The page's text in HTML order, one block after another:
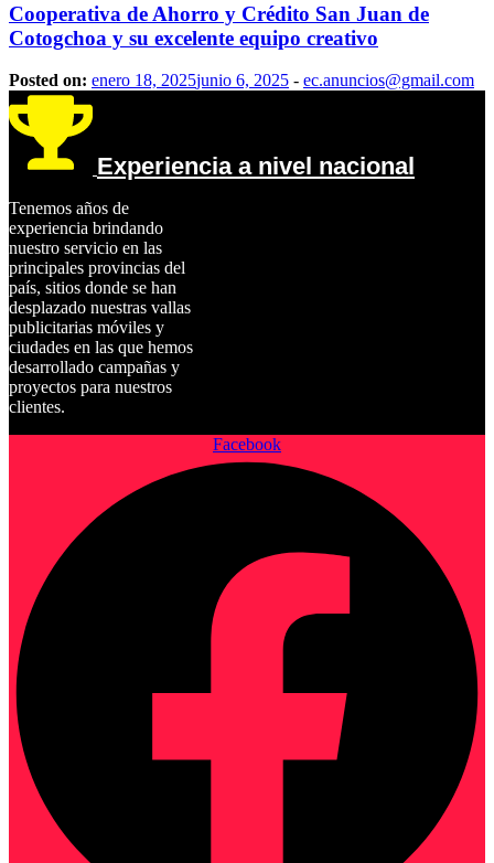
Cooperativa de Ahorro y Crédito San Juan de
Cotogchoa y su excelente equipo creativo
Posted on: enero 18, 2025junio 6, 2025 - ec.anuncios@gmail.com
Experiencia a nivel nacional
Tenemos años de
experiencia brindando
nuestro servicio en las
principales provincias del
país, sitios donde se han
desplazado nuestras vallas
publicitarias móviles y
ciudades en las que hemos
desarrollado campañas y
proyectos para nuestros
clientes.
Facebook